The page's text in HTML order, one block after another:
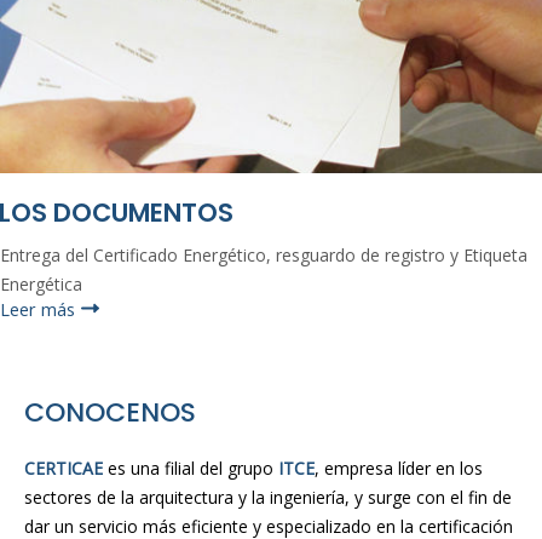
LOS DOCUMENTOS
Entrega del Certificado Energético, resguardo de registro y Etiqueta
Energética
Leer más
CONOCENOS
CERTICAE es una filial del grupo ITCE, empresa líder en los
sectores de la arquitectura y la ingeniería, y surge con el fin de
dar un servicio más eficiente y especializado en la certificación